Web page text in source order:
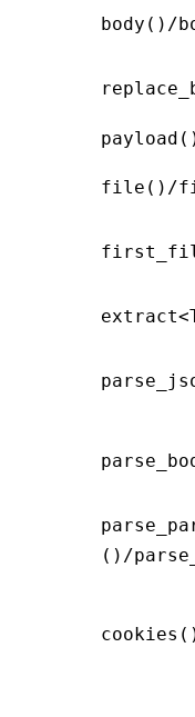
body()/
file()/
()/